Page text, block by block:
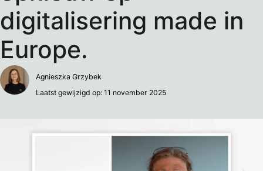
digitalisering made in
Europe.
Agnieszka Grzybek
Laatst gewijzigd op: 11 november 2025